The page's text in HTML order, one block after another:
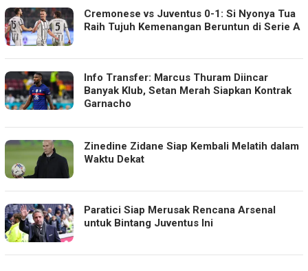
Cremonese vs Juventus 0-1: Si Nyonya Tua
Raih Tujuh Kemenangan Beruntun di Serie A
Info Transfer: Marcus Thuram Diincar
Banyak Klub, Setan Merah Siapkan Kontrak
Garnacho
Zinedine Zidane Siap Kembali Melatih dalam
Waktu Dekat
Paratici Siap Merusak Rencana Arsenal
untuk Bintang Juventus Ini